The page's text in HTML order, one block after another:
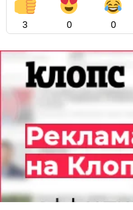
3 0 0